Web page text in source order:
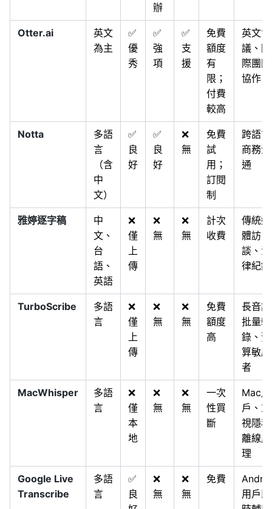
辦
Otter.ai
英文
為主
✅
優
秀
✅
強
項
✅
支
援
免費
額度
有
限；
付費
較高
英文會
議、國
際團隊
協作
Notta
多語
言
（含
中
文）
✅
良
好
✅
良
好
❌
無
免費
試
用；
訂閱
制
跨語言
商務溝
通
雅婷逐字稿
中
文、
台
語、
英語
❌
僅
上
傳
❌
無
❌
無
計次
收費
傳統媒
體訪
談、法
律紀錄
TurboScribe
多語
言
❌
僅
上
傳
❌
無
❌
無
免費
額度
高
長音訊
批量轉
錄、預
算敏感
者
MacWhisper
多語
言
❌
僅
本
地
❌
無
❌
無
一次
性買
斷
Mac用
戶、重
視隱私
離線處
理
Google Live
Transcribe
多語
言
✅
良
❌
無
❌
無
免費
用戶即